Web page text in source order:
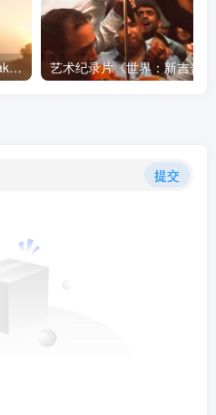
社会生活纪录片《马加拉 Makala》下载
提交